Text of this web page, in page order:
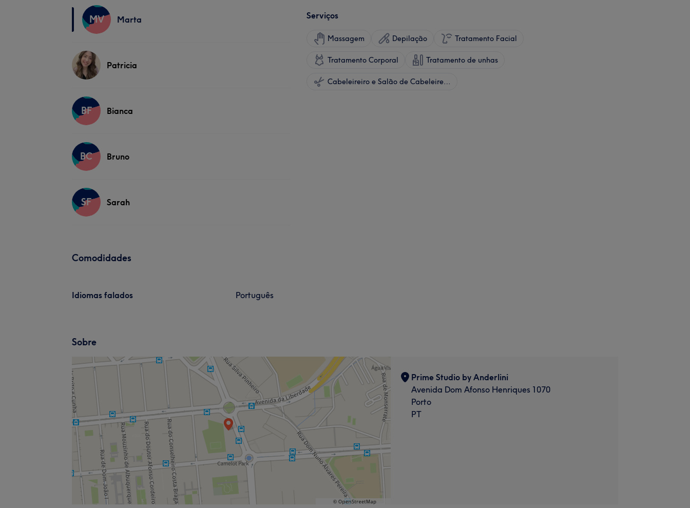
MV Marta
Patricia
BF Bianca
BC Bruno
SF Sarah
Serviços
Massagem Depilação Tratamento Facial
Tratamento Corporal Tratamento de unhas
Cabeleireiro e Salão de Cabeleireiro
Comodidades
Idiomas falados Português
Sobre
Prime Studio by Anderlini
Avenida Dom Afonso Henriques 1070
Porto
PT